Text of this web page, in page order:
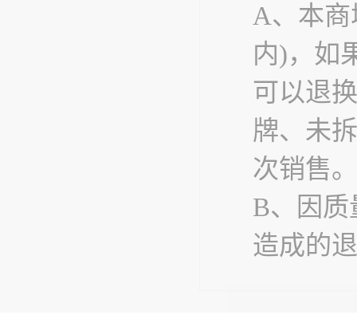
A、本
内)，如
可以退
牌、未
次销售。
B、因
造成的